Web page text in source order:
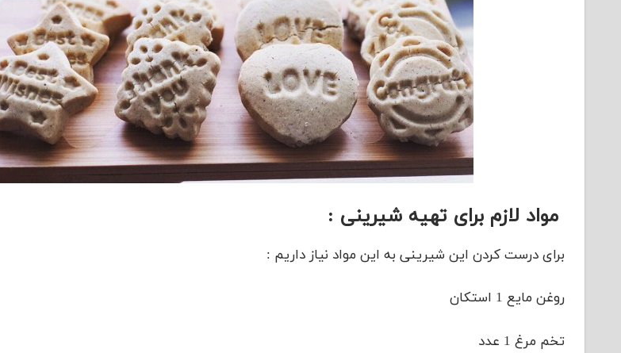
مواد لازم برای تهیه شیرینی :
برای درست کردن این شیرینی به این مواد نیاز داریم :
روغن مایع 1 استکان
تخم مرغ 1 عدد